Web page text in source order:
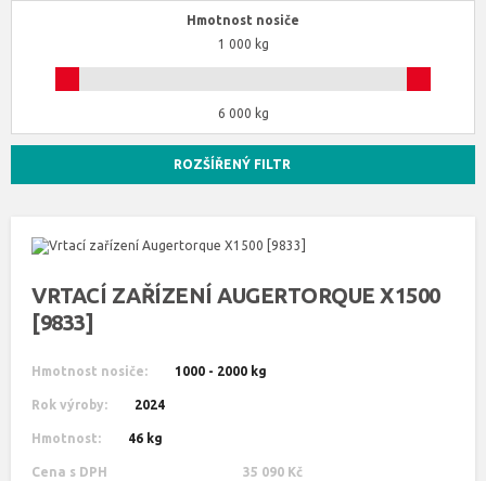
Hmotnost nosiče
1 000 kg
6 000 kg
ROZŠÍŘENÝ FILTR
VRTACÍ ZAŘÍZENÍ AUGERTORQUE X1500
[9833]
Hmotnost nosiče: 1000 - 2000 kg
Rok výroby: 2024
Hmotnost: 46 kg
Cena s DPH 35 090 Kč